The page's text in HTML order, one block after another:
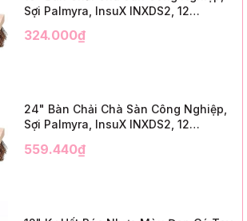
Sợi Palmyra, InsuX INXDS2, 12
Trim)
324.000₫
24" Bàn Chải Chà Sàn Công Nghiệp,
Sợi Palmyra, InsuX INXDS2, 12
3" Trim)
559.440₫